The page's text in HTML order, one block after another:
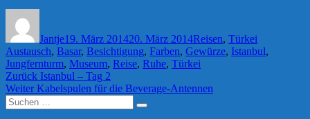
Jantje19. März 201420. März 2014Reisen, Türkei
Austausch, Basar, Besichtigung, Farben, Gewürze, Istanbul,
Jungfernturm, Museum, Reise, Ruhe, Türkei
Beitragsnavigation
Zurück Vorheriger
Beitrag:
Istanbul – Tag 2
Weiter Nächster
Beitrag:
Kabelspulen für die Beverage-Antennen
Suchen
nach:
Suchen